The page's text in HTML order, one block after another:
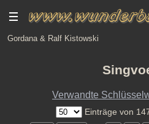
Gordana & Ralf Kistowski
Verwandte
Einträge von